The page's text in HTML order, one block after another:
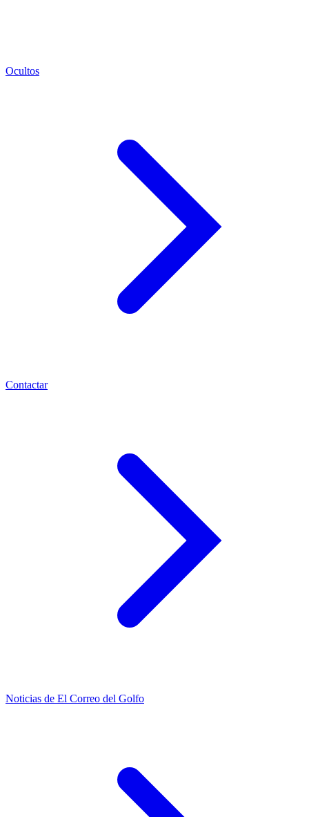
Ocultos
Contactar
Noticias de El Correo del Golfo